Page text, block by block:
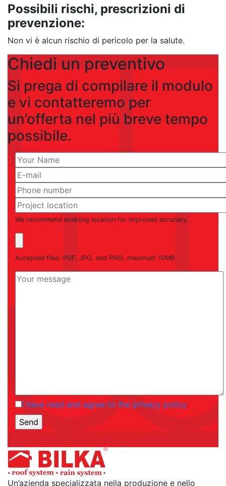
Possibili rischi, prescrizioni di
prevenzione:
Non vi è alcun rischio di pericolo per la salute.
Chiedi un preventivo
Si prega di compilare il modulo
e vi contatteremo per
un’offerta nel più breve tempo
possibile.
We recommend enabling location for improved accuracy.
Accepted files: PDF, JPG, and PNG, maximum 10MB
I have read and agree to the privacy policy.
Un’azienda specializzata nella produzione e nello